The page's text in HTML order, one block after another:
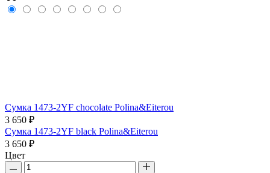
Сумка 1473-2YF chocolate Polina&Eiterou
3 650 ₽
Сумка 1473-2YF black Polina&Eiterou
3 650 ₽
Цвет